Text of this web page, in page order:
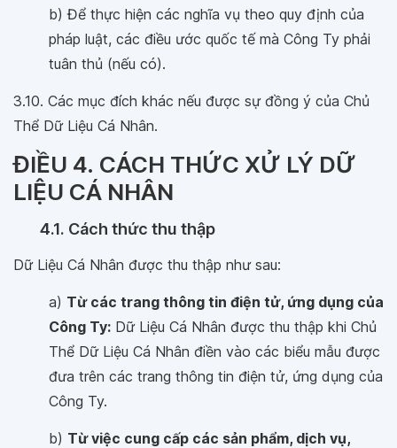
b) Để thực hiện các nghĩa vụ theo quy định của
pháp luật, các điều ước quốc tế mà Công Ty phải
tuân thủ (nếu có).
3.10. Các mục đích khác nếu được sự đồng ý của Chủ
Thể Dữ Liệu Cá Nhân.
ĐIỀU 4. CÁCH THỨC XỬ LÝ DỮ
LIỆU CÁ NHÂN
4.1. Cách thức thu thập
Dữ Liệu Cá Nhân được thu thập như sau:
a) Từ các trang thông tin điện tử, ứng dụng của
Công Ty: Dữ Liệu Cá Nhân được thu thập khi Chủ
Thể Dữ Liệu Cá Nhân điền vào các biểu mẫu được
đưa trên các trang thông tin điện tử, ứng dụng của
Công Ty.
b) Từ việc cung cấp các sản phẩm, dịch vụ,